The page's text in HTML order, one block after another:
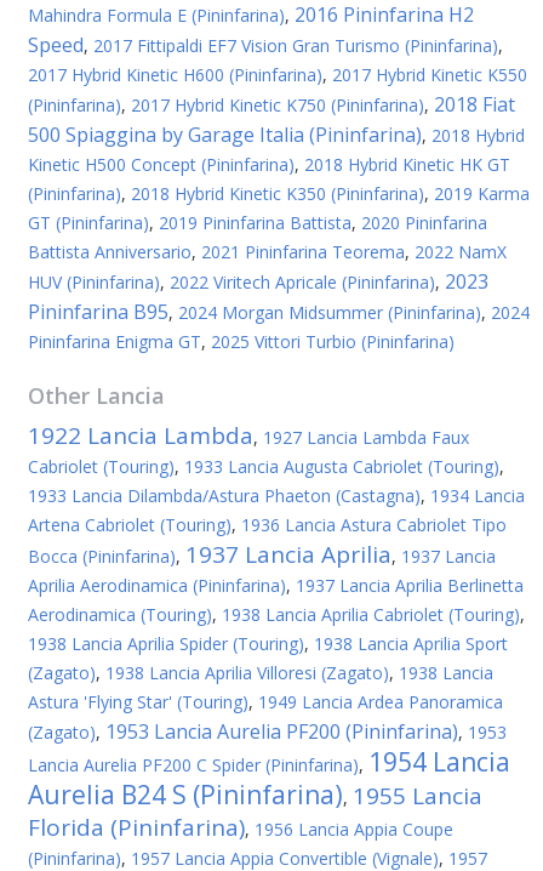
Mahindra Formula E (Pininfarina), 2016 Pininfarina H2
Speed, 2017 Fittipaldi EF7 Vision Gran Turismo (Pininfarina),
2017 Hybrid Kinetic H600 (Pininfarina), 2017 Hybrid Kinetic K550
(Pininfarina), 2017 Hybrid Kinetic K750 (Pininfarina), 2018 Fiat
500 Spiaggina by Garage Italia (Pininfarina), 2018 Hybrid
Kinetic H500 Concept (Pininfarina), 2018 Hybrid Kinetic HK GT
(Pininfarina), 2018 Hybrid Kinetic K350 (Pininfarina), 2019 Karma
GT (Pininfarina), 2019 Pininfarina Battista, 2020 Pininfarina
Battista Anniversario, 2021 Pininfarina Teorema, 2022 NamX
HUV (Pininfarina), 2022 Viritech Apricale (Pininfarina), 2023
Pininfarina B95, 2024 Morgan Midsummer (Pininfarina), 2024
Pininfarina Enigma GT, 2025 Vittori Turbio (Pininfarina)
Other Lancia
1922 Lancia Lambda, 1927 Lancia Lambda Faux
Cabriolet (Touring), 1933 Lancia Augusta Cabriolet (Touring),
1933 Lancia Dilambda/Astura Phaeton (Castagna), 1934 Lancia
Artena Cabriolet (Touring), 1936 Lancia Astura Cabriolet Tipo
Bocca (Pininfarina), 1937 Lancia Aprilia, 1937 Lancia
Aprilia Aerodinamica (Pininfarina), 1937 Lancia Aprilia Berlinetta
Aerodinamica (Touring), 1938 Lancia Aprilia Cabriolet (Touring),
1938 Lancia Aprilia Spider (Touring), 1938 Lancia Aprilia Sport
(Zagato), 1938 Lancia Aprilia Villoresi (Zagato), 1938 Lancia
Astura 'Flying Star' (Touring), 1949 Lancia Ardea Panoramica
(Zagato), 1953 Lancia Aurelia PF200 (Pininfarina), 1953
Lancia Aurelia PF200 C Spider (Pininfarina), 1954 Lancia
Aurelia B24 S (Pininfarina), 1955 Lancia
Florida (Pininfarina), 1956 Lancia Appia Coupe
(Pininfarina), 1957 Lancia Appia Convertible (Vignale), 1957